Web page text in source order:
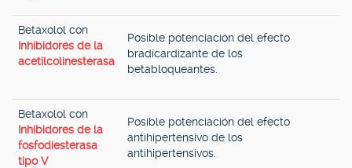
Betaxolol con
Inhibidores de la
acetilcolinesterasa
Posible potenciación del efecto
bradicardizante de los
betabloqueantes.
Betaxolol con
Inhibidores de la
fosfodiesterasa
tipo V
Posible potenciación del efecto
antihipertensivo de los
antihipertensivos.